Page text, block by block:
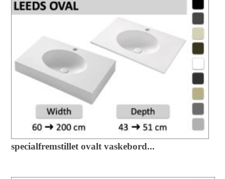
specialfremstillet ovalt vaskebord...